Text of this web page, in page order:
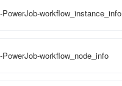
PowerJob-workflow_instance_info
PowerJob-workflow_node_info